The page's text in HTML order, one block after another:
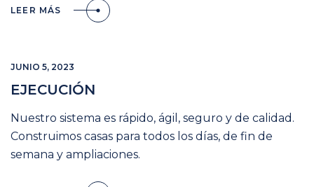
LEER MÁS
JUNIO 5, 2023
EJECUCIÓN
Nuestro sistema es rápido, ágil, seguro y de calidad.
Construimos casas para todos los días, de fin de
semana y ampliaciones.